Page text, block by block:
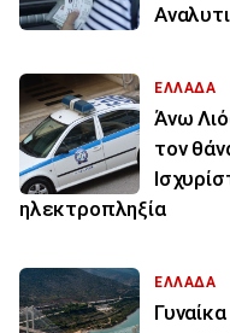
ΕΛΛΑΔΑ
Άνω
τον
ηλεκτροπληξία
ΕΛΛΑΔΑ